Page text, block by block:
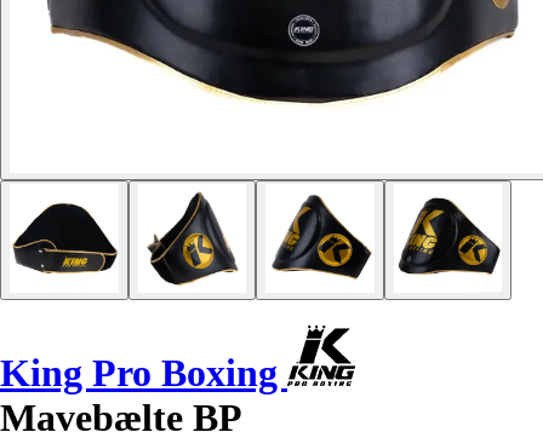
King Pro Boxing
Mavebælte BP